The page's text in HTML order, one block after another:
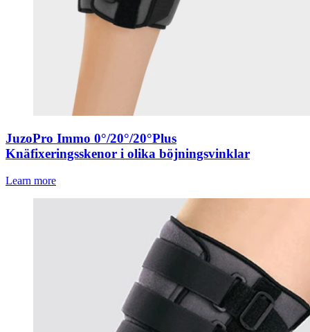
JuzoPro Immo 0°/20°/20°Plus
Knäfixeringsskenor i olika böjningsvinklar
Learn more